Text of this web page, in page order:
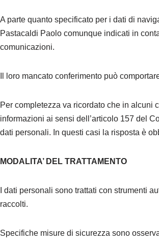
A parte quanto specificato per i dati di
Pastacaldi Paolo comunque indicati in
comunicazioni.
Il loro mancato conferimento può
Per completezza va ricordato che in alcuni
informazioni ai sensi dell’articolo 157 del
dati personali. In questi casi la risposta è
MODALITA’ DEL TRATTAMENTO
I dati personali sono trattati con strumenti
raccolti.
Specifiche misure di sicurezza sono